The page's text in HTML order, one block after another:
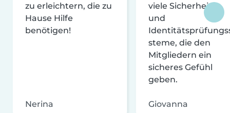
zu erleichtern, die zu
Hause Hilfe
benötigen!
Nerina
viele Sicherheits-
und
steme, die den
Mitgliedern ein
sicheres Gefühl
geben.
Giovanna